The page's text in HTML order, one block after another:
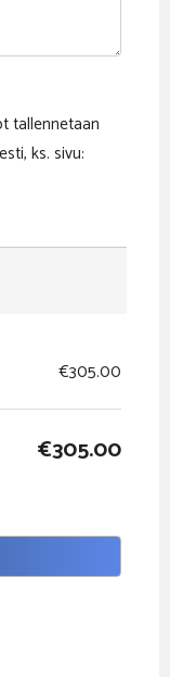
tallennetaan
ks. sivu:
€305.00
€305.00